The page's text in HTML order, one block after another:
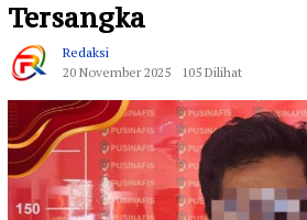
Tersangka
Redaksi
20 November 2025
105 Dilihat